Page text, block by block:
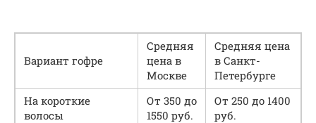
Вариант гофре
Средняя
цена в
Москве
Средняя цена
в Санкт-
Петербурге
На короткие
волосы
От 350 до
1550 руб.
От 250 до 1400
руб.